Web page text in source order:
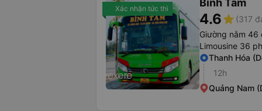
Xác nhận tức thì Bình Tâm
4.6star (317
Giường nằm 46
Limousine 36
Thanh Hóa
12h
Quảng Nam